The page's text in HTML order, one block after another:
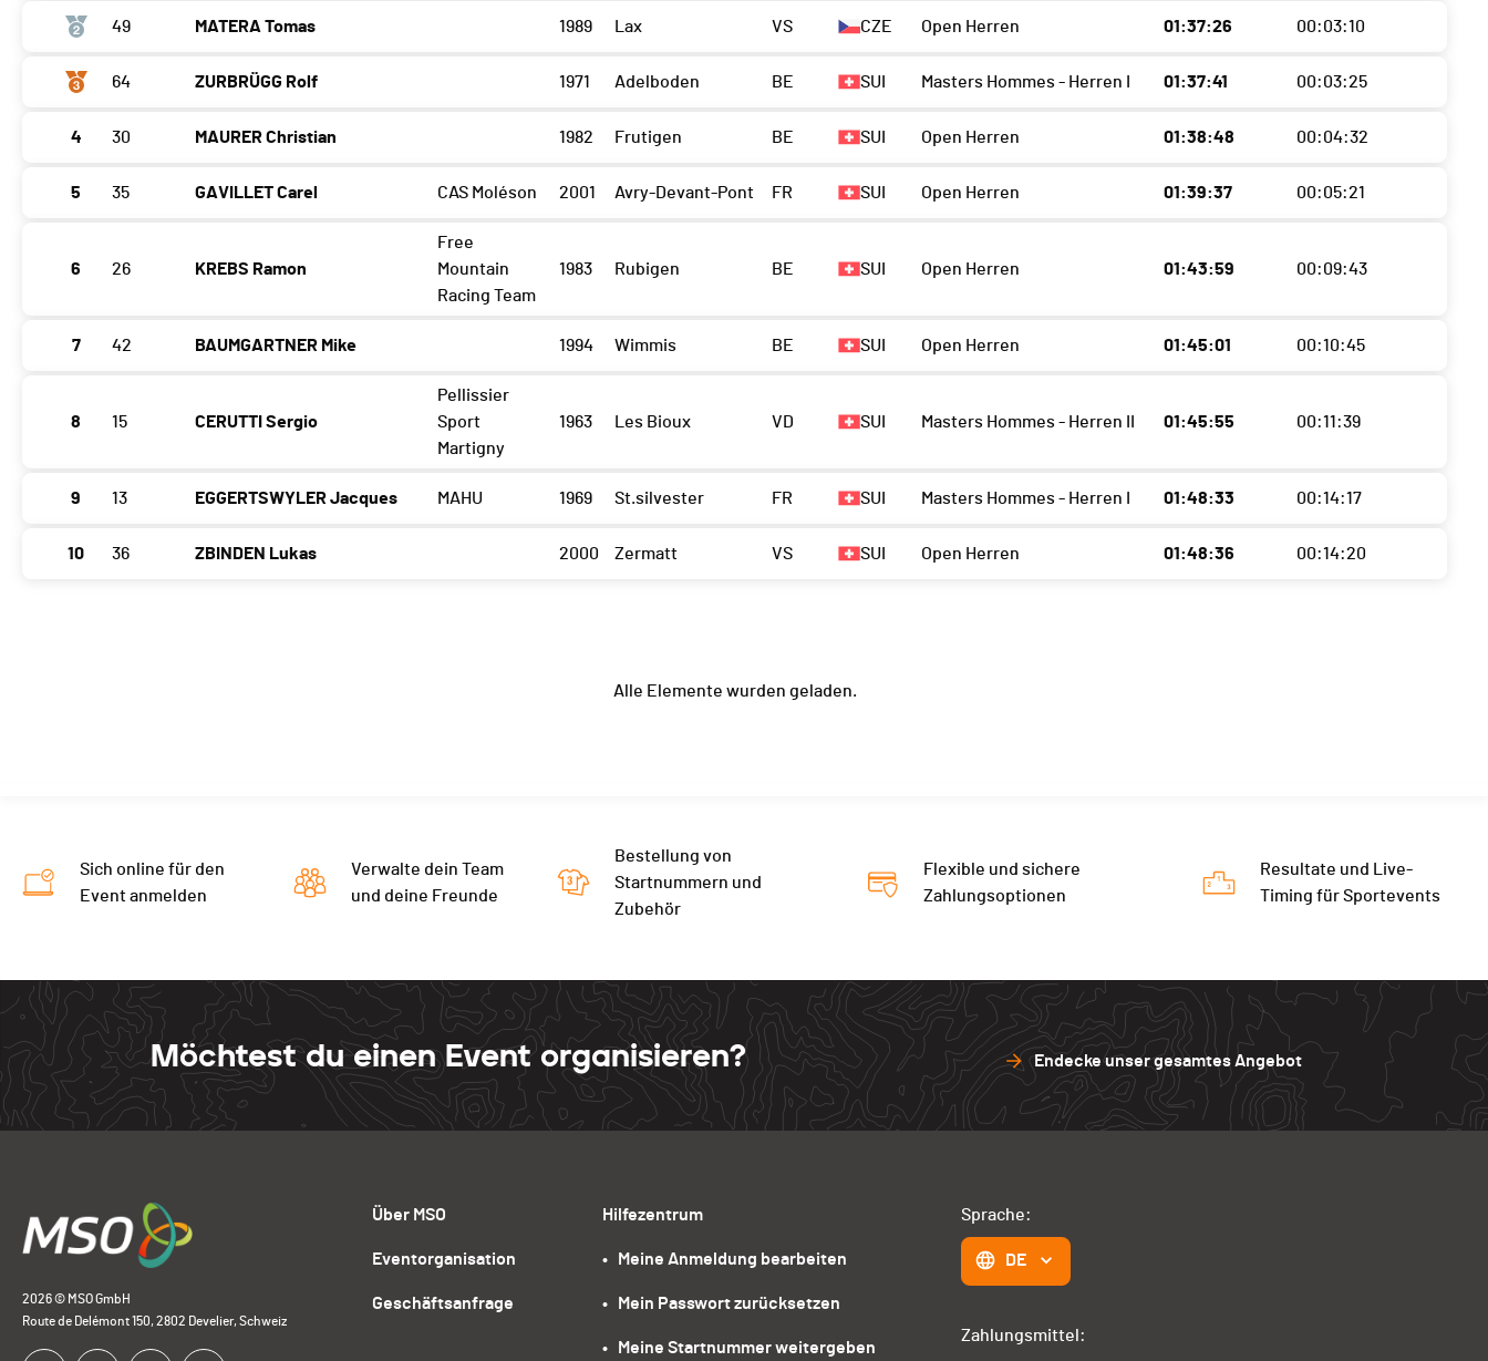
49 MATERA Tomas 1989 Lax VS CZE Open Herren 01:37:26 00:03:10
64 ZURBRÜGG Rolf 1971 Adelboden BE SUI Masters Hommes - Herren I 01:37:41 00:03:25
4 30 MAURER Christian 1982 Frutigen BE SUI Open Herren 01:38:48 00:04:32
5 35 GAVILLET Carel CAS Moléson 2001 Avry-Devant-Pont FR SUI Open Herren 01:39:37 00:05:21
6 26 KREBS Ramon
Free
Mountain
Racing Team
1983 Rubigen BE SUI Open Herren 01:43:59 00:09:43
7 42 BAUMGARTNER Mike 1994 Wimmis BE SUI Open Herren 01:45:01 00:10:45
8 15 CERUTTI Sergio
Pellissier
Sport
Martigny
1963 Les Bioux VD SUI Masters Hommes - Herren II 01:45:55 00:11:39
9 13 EGGERTSWYLER Jacques MAHU 1969 St.silvester FR SUI Masters Hommes - Herren I 01:48:33 00:14:17
10 36 ZBINDEN Lukas 2000 Zermatt VS SUI Open Herren 01:48:36 00:14:20
Alle Elemente wurden geladen.
Sich online für den
Event anmelden
Verwalte dein Team
und deine Freunde
Bestellung von
Startnummern und
Zubehör
Flexible und sichere
Zahlungsoptionen
Resultate und Live-
Timing für Sportevents
Möchtest du einen Event organisieren? Endecke unser gesamtes Angebot
2026 © MSO GmbH
Route de Delémont 150, 2802 Develier, Schweiz
Über MSO
Eventorganisation
Geschäftsanfrage
Hilfezentrum
•   Meine Anmeldung bearbeiten
•   Mein Passwort zurücksetzen
•   Meine Startnummer weitergeben
Sprache:
DE
Zahlungsmittel: